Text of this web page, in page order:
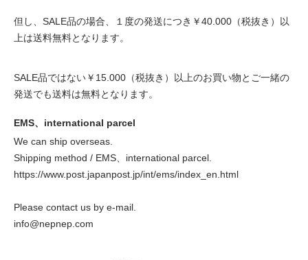
但し、SALE品の場合、１度の発送につき￥40.000（税抜き）以
上は送料無料となります。
SALE品ではない￥15.000（税抜き）以上のお買い物とご一緒の
発送でも送料は無料となります。
EMS、international parcel
We can ship overseas.
Shipping method / EMS、international parcel.
https://www.post.japanpost.jp/int/ems/index_en.html
Please contact us by e-mail.
info@nepnep.com